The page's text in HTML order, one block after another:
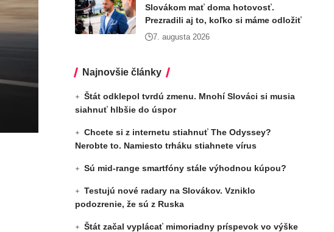
Slovákom mať doma hotovosť.
Prezradili aj to, koľko si máme odložiť
7. augusta 2026
Najnovšie články
Štát odklepol tvrdú zmenu. Mnohí Slováci si musia
siahnuť hlbšie do úspor
Chcete si z internetu stiahnuť The Odyssey?
Nerobte to. Namiesto trháku stiahnete vírus
Sú mid-range smartfóny stále výhodnou kúpou?
Testujú nové radary na Slovákov. Vzniklo
podozrenie, že sú z Ruska
Štát začal vyplácať mimoriadny príspevok vo výške